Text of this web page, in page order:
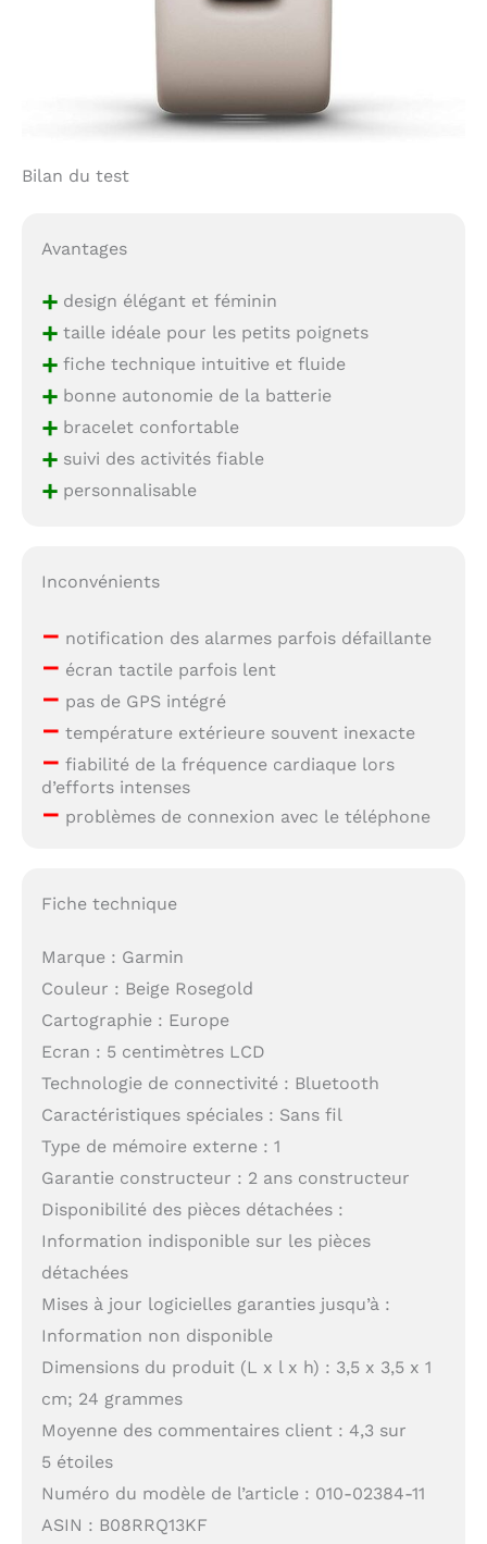
Bilan du test
Avantages
+design élégant et féminin
+taille idéale pour les petits poignets
+fiche technique intuitive et fluide
+bonne autonomie de la batterie
+bracelet confortable
+suivi des activités fiable
+personnalisable
Inconvénients
– notification des alarmes parfois défaillante
– écran tactile parfois lent
– pas de GPS intégré
– température extérieure souvent inexacte
– fiabilité de la fréquence cardiaque lors
d’efforts intenses
– problèmes de connexion avec le téléphone
Fiche technique
Marque : Garmin
Couleur : Beige Rosegold
Cartographie : Europe
Ecran : 5 centimètres LCD
Technologie de connectivité : Bluetooth
Caractéristiques spéciales : Sans fil
Type de mémoire externe : 1
Garantie constructeur : 2 ans constructeur
Disponibilité des pièces détachées :
Information indisponible sur les pièces
détachées
Mises à jour logicielles garanties jusqu’à :
Information non disponible
Dimensions du produit (L x l x h) : 3,5 x 3,5 x 1
cm; 24 grammes
Moyenne des commentaires client : 4,3 sur
5 étoiles
Numéro du modèle de l’article : 010-02384-11
ASIN : B08RRQ13KF